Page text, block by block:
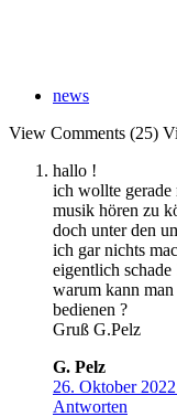
news
View Comments (25)
hallo !
ich wollte
musik hören zu
doch unter den
ich gar nichts
eigentlich schade
warum kann man
bedienen ?
Gruß G.Pelz
G. Pelz
26. Oktober
Antworten